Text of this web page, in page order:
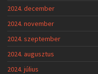
2024. december
2024. november
2024. szeptember
2024. augusztus
2024. július